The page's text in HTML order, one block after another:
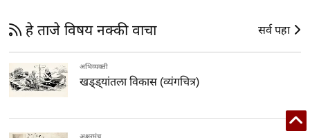
हे ताजे विषय नक्की वाचा सर्व पहा
अभिव्यक्ती
खड्ड्यांतला विकास (व्यंगचित्र)
अक्षरमंच